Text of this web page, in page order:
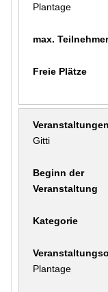
Plantage
Gitti
Plantage